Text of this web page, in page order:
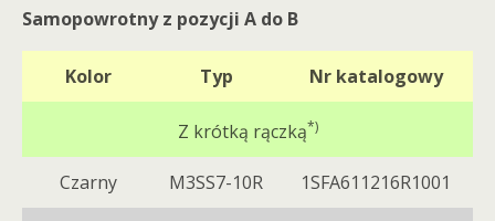
Samopowrotny z pozycji A do B
Kolor Typ Nr katalogowy
Z krótką rączką*)
Czarny M3SS7-10R 1SFA611216R1001